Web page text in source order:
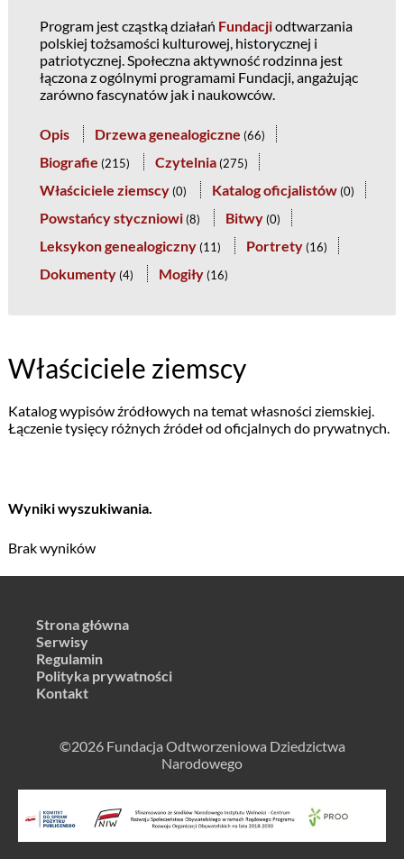
Program jest cząstką działań Fundacjiodtwarzania
polskiej tożsamości kulturowej, historycznej i
patriotycznej. Społeczna aktywność rodzinna jest
łączona z ogólnymi programami Fundacji, angażując
zarówno fascynatów jak i naukowców.
Opis Drzewa genealogiczne (66)
Biografie (215) Czytelnia (275)
Właściciele ziemscy (0) Katalog oficjalistów (0)
Powstańcy styczniowi (8) Bitwy (0)
Leksykon genealogiczny (11) Portrety (16)
Dokumenty (4) Mogiły (16)
Właściciele ziemscy
Katalog wypisów źródłowych na temat własności ziemskiej.
Łączenie tysięcy różnych źródeł od oficjalnych do prywatnych.
Wyniki wyszukiwania.
Brak wyników
Strona główna
Serwisy
Regulamin
Polityka prywatności
Kontakt
©2026 Fundacja Odtworzeniowa Dziedzictwa
Narodowego